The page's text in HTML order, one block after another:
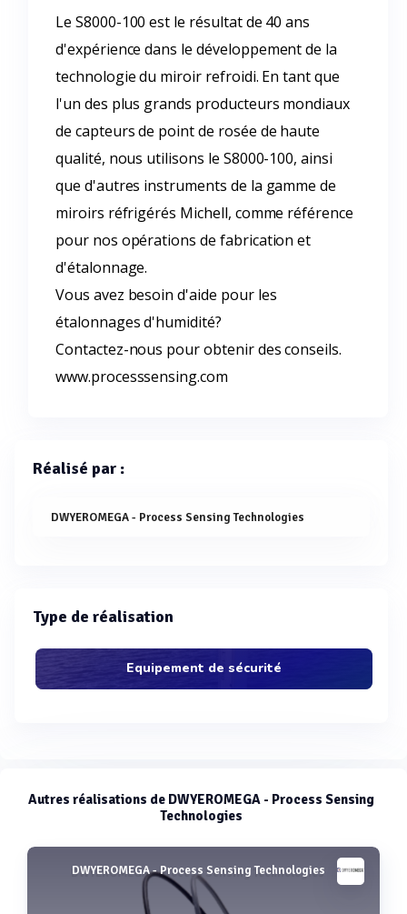
Le S8000-100 est le résultat de 40 ans
d'expérience dans le développement de la
technologie du miroir refroidi. En tant que
l'un des plus grands producteurs mondiaux
de capteurs de point de rosée de haute
qualité, nous utilisons le S8000-100, ainsi
que d'autres instruments de la gamme de
miroirs réfrigérés Michell, comme référence
pour nos opérations de fabrication et
d'étalonnage.
Vous avez besoin d'aide pour les
étalonnages d'humidité?
Contactez-nous pour obtenir des conseils.
www.processsensing.com
Réalisé par :
DWYEROMEGA - Process Sensing Technologies
Type de réalisation
Equipement de sécurité
Autres réalisations de DWYEROMEGA - Process Sensing
Technologies
DWYEROMEGA - Process Sensing Technologies